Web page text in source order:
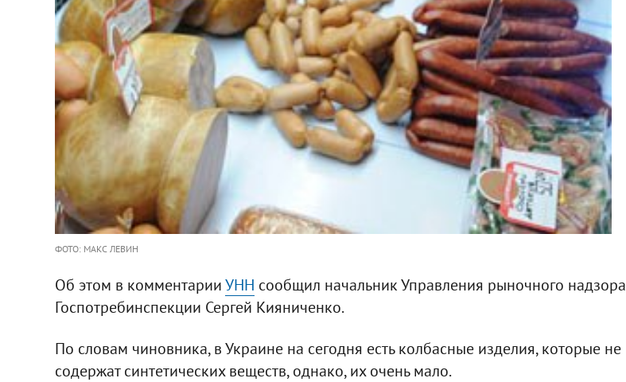
ФОТО: МАКС ЛЕВИН
Об этом в комментарииУНН сообщил начальник Управления рыночного надзора
Госпотребинспекции Сергей Кияниченко.
По словам чиновника, в Украине на сегодня есть колбасные изделия, которые не
содержат синтетических веществ, однако, их очень мало.